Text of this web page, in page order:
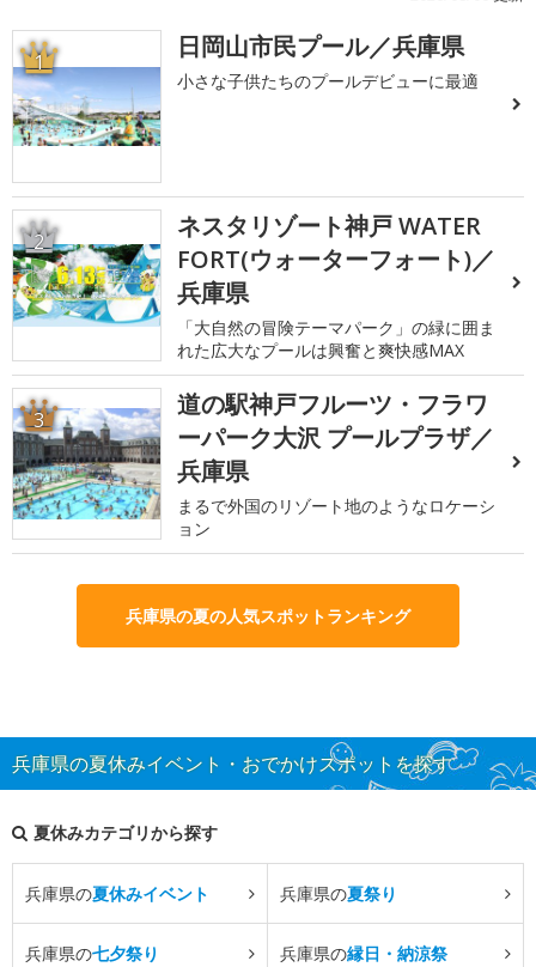
1 日岡山市民プール／兵庫県
小さな子供たちのプールデビューに最適
2
ネスタリゾート神戸 WATER
FORT(ウォーターフォート)／
兵庫県
「大自然の冒険テーマパーク」の緑に囲ま
れた広大なプールは興奮と爽快感MAX
3
道の駅神戸フルーツ・フラワ
ーパーク大沢 プールプラザ／
兵庫県
まるで外国のリゾート地のようなロケーシ
ョン
兵庫県の夏の人気スポットランキング
兵庫県の夏休みイベント・おでかけスポットを探す
夏休みカテゴリから探す
兵庫県の夏休みイベント 兵庫県の夏祭り
兵庫県の七夕祭り 兵庫県の縁日・納涼祭